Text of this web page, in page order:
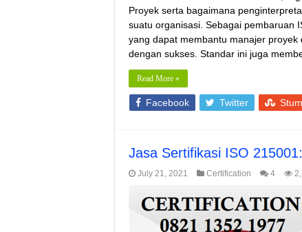
Proyek serta bagaimana
suatu organisasi. Sebagai pembaruan
yang dapat membantu manajer
dengan sukses. Standar ini juga
Read More »
Facebook Twitter
Jasa Sertifikasi ISO
July 21, 2021 Certification 4